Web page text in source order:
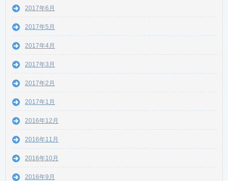
2017年6月
2017年5月
2017年4月
2017年3月
2017年2月
2017年1月
2016年12月
2016年11月
2016年10月
2016年9月